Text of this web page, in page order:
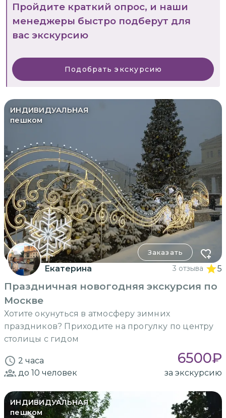
Пройдите краткий опрос, и наши
менеджеры быстро подберут для
вас экскурсию
Подобрать экскурсию
ИНДИВИДУАЛЬНАЯ
пешком
Заказать
Екатерина 3 отзыва 5
Праздничная новогодняя экскурсия по
Москве
Хотите окунуться в атмосферу зимних
праздников? Приходите на прогулку по центру
столицы с гидом
2 часа 6500₽
до 10 человек за экскурсию
ИНДИВИДУАЛЬНАЯ
пешком